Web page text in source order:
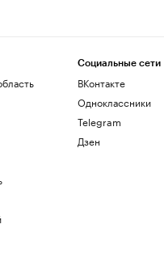
Социальные сети
ВКонтакте
Одноклассники
Telegram
Дзен